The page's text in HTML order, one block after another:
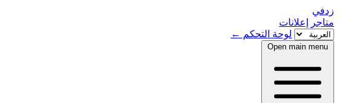
زدفي
متاجر
إعلانات
لوحة التحكم ←
Open main menu